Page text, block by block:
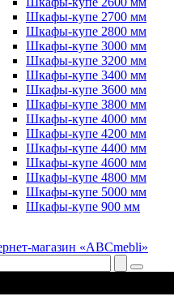
Шкафы-купе 2700 мм
Шкафы-купе 2800 мм
Шкафы-купе 3000 мм
Шкафы-купе 3200 мм
Шкафы-купе 3400 мм
Шкафы-купе 3600 мм
Шкафы-купе 3800 мм
Шкафы-купе 4000 мм
Шкафы-купе 4200 мм
Шкафы-купе 4400 мм
Шкафы-купе 4600 мм
Шкафы-купе 4800 мм
Шкафы-купе 5000 мм
Шкафы-купе 900 мм